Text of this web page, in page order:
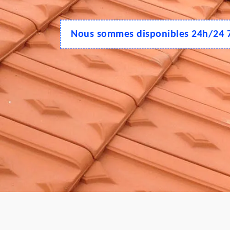
Nous sommes disponibles 24h/24